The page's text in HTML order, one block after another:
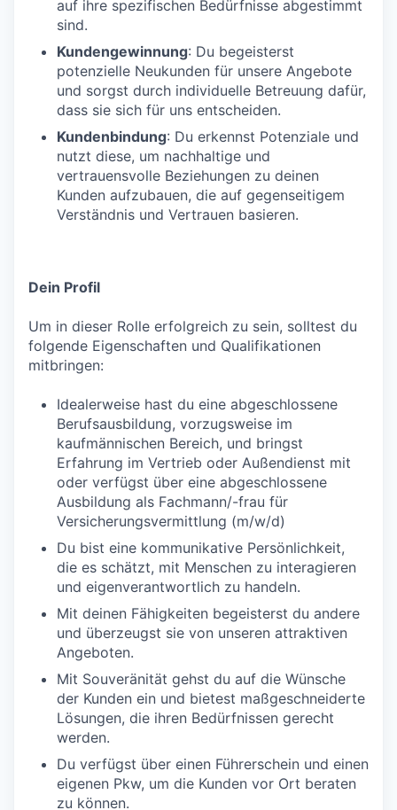
auf ihre spezifischen Bedürfnisse abgestimmt
sind.
Kundengewinnung: Du begeisterst
potenzielle Neukunden für unsere Angebote
und sorgst durch individuelle Betreuung dafür,
dass sie sich für uns entscheiden.
Kundenbindung: Du erkennst Potenziale und
nutzt diese, um nachhaltige und
vertrauensvolle Beziehungen zu deinen
Kunden aufzubauen, die auf gegenseitigem
Verständnis und Vertrauen basieren.
Dein Profil
Um in dieser Rolle erfolgreich zu sein, solltest du
folgende Eigenschaften und Qualifikationen
mitbringen:
Idealerweise hast du eine abgeschlossene
Berufsausbildung, vorzugsweise im
kaufmännischen Bereich, und bringst
Erfahrung im Vertrieb oder Außendienst mit
oder verfügst über eine abgeschlossene
Ausbildung als Fachmann/-frau für
Versicherungsvermittlung (m/w/d)
Du bist eine kommunikative Persönlichkeit,
die es schätzt, mit Menschen zu interagieren
und eigenverantwortlich zu handeln.
Mit deinen Fähigkeiten begeisterst du andere
und überzeugst sie von unseren attraktiven
Angeboten.
Mit Souveränität gehst du auf die Wünsche
der Kunden ein und bietest maßgeschneiderte
Lösungen, die ihren Bedürfnissen gerecht
werden.
Du verfügst über einen Führerschein und einen
eigenen Pkw, um die Kunden vor Ort beraten
zu können.